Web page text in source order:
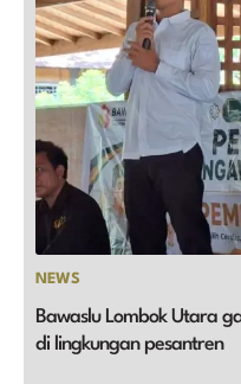
NEWS
Bawaslu Lombok Utara
di lingkungan pesantren